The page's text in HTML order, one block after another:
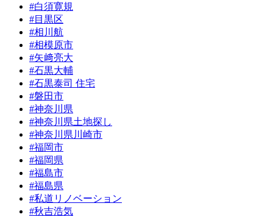
#白須寛規
#目黒区
#相川航
#相模原市
#矢﨑亮大
#石黒大輔
#石黒泰司 住宅
#磐田市
#神奈川県
#神奈川県土地探し
#神奈川県川崎市
#福岡市
#福岡県
#福島市
#福島県
#私道リノベーション
#秋吉浩気